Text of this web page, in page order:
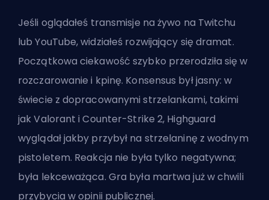
Jeśli oglądałeś transmisje na żywo na Twitchu
lub YouTube, widziałeś rozwijający się dramat.
Początkowa ciekawość szybko przerodziła się w
rozczarowanie i kpinę. Konsensus był jasny: w
świecie z dopracowanymi strzelankami, takimi
jak Valorant i Counter-Strike 2, Highguard
wyglądał jakby przybył na strzelaninę z wodnym
pistoletem. Reakcja nie była tylko negatywna;
była lekceważąca. Gra była martwa już w chwili
przybycia w opinii publicznej.